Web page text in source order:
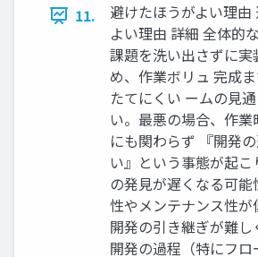
11.
避けたほうがよい理由
よい理由 詳細 全体的
課題を洗い出さずに実
め、作業ボリュ 完成
たてにくい ームの見
い。最悪の場合、作
にも関わらず 『開発
い』という事態が起
の発見が遅くなる可
性やメンテナンス性が
開発の引き継ぎが難し
開発の過程（特にフ